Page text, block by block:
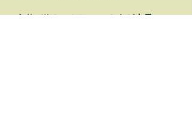
6. 入札が終わったら(ここからが本番)